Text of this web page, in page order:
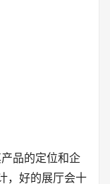
品的定位和企
，好的展厅会十